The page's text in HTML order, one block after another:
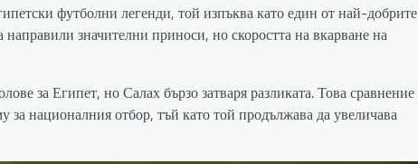
футболни легенди, той изпъква като един от най-добрите
значителни приноси, но скоростта на вкарване на
за Египет, но Салах бързо затваря разликата. Това сравнение
за националния отбор, тъй като той продължава да увеличава